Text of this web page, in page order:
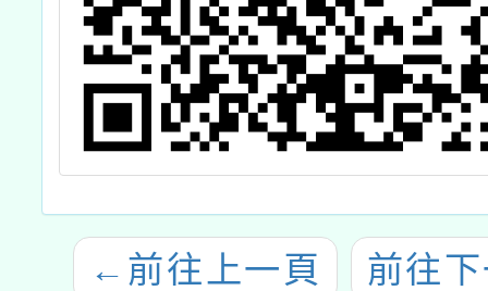
← 前往上一頁 前往